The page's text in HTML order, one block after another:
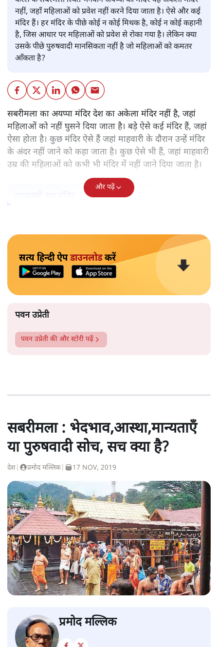
नहीं, जहाँ महिलाओं को प्रवेश नहीं करने दिया जाता है। ऐसे और कई
मंदिर हैं। हर मंदिर के पीछे कोई न कोई मिथक है, कोई न कोई कहानी
है, जिस आधार पर महिलाओं को प्रवेश से रोका गया है। लेकिन क्या
उसके पीछे पुरुषवादी मानसिकता नहीं है जो महिलाओं को कमतर
आँकता है?
सबरीमला का अयप्पा मंदिर देश का अकेला मंदिर नहीं है, जहां
महिलाओं को नहीं घुसने दिया जाता है। बड़े ऐसे कई मंदिर हैं, जहां
ऐसा होता है। कुछ मंदिर ऐसे हैं जहां माहवारी के दौरान उन्हें मंदिर
के अंदर नहीं जाने को कहा जाता है। कुछ ऐसे भी हैं, जहां माहवारी
उम्र की महिलाओं को कभी भी मंदिर में नहीं जाने दिया जाता है।
और पढ़ें
सत्य हिन्दी ऐपडाउनलोडकरें
पवन उप्रेती
पवन उप्रेती की और स्टोरी पढ़ें
सबरीमला : भेदभाव,आस्था,मान्यताएँ
या पुरुषवादी सोच, सच क्या है?
देश प्रमोद मल्लिक 17 NOV, 2019
प्रमोद मल्लिक